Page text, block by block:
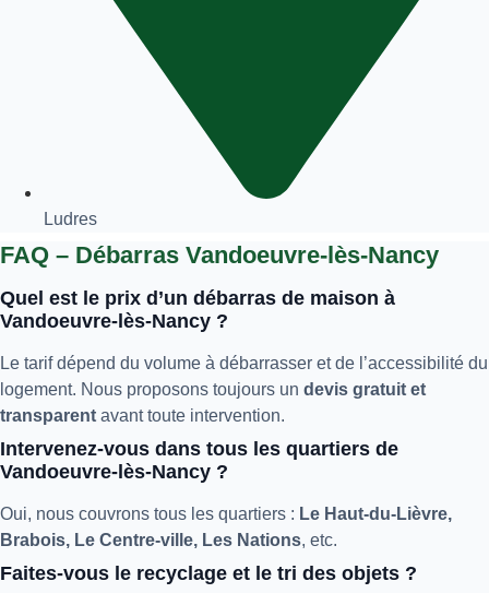
Ludres
FAQ – Débarras Vandoeuvre-lès-Nancy
Quel est le prix d’un débarras de maison à
Vandoeuvre-lès-Nancy ?
Le tarif dépend du volume à débarrasser et de l’accessibilité du
logement. Nous proposons toujours un devis gratuit et
transparent avant toute intervention.
Intervenez-vous dans tous les quartiers de
Vandoeuvre-lès-Nancy ?
Oui, nous couvrons tous les quartiers : Le Haut-du-Lièvre,
Brabois, Le Centre-ville, Les Nations, etc.
Faites-vous le recyclage et le tri des objets ?